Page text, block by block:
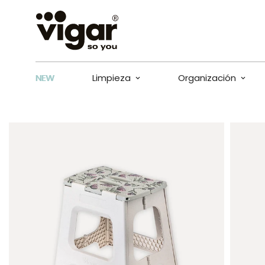
NEW Limpieza Organización